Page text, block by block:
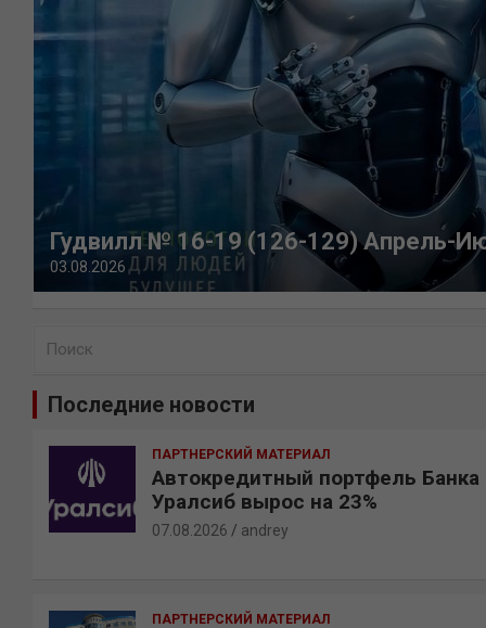
Гудвилл № 16-19 (126-129) Апрель-
03.08.2026
Последние новости
ПАРТНЕРСКИЙ МАТЕРИАЛ
Автокредитный портфель Банка
Уралсиб вырос на 23%
07.08.2026 andrey
ПАРТНЕРСКИЙ МАТЕРИАЛ